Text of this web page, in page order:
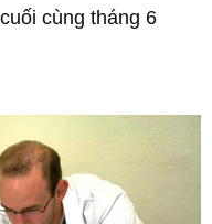
cùng tháng 6